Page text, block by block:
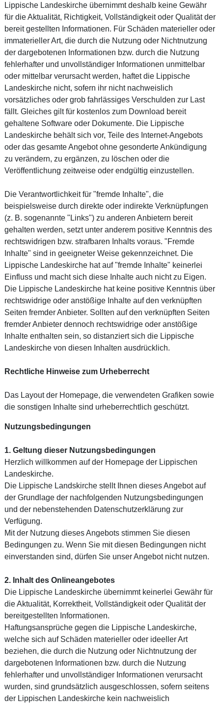
Lippische Landeskirche übernimmt deshalb keine Gewähr
für die Aktualität, Richtigkeit, Vollständigkeit oder Qualität der
bereit gestellten Informationen. Für Schäden materieller oder
immaterieller Art, die durch die Nutzung oder Nichtnutzung
der dargebotenen Informationen bzw. durch die Nutzung
fehlerhafter und unvollständiger Informationen unmittelbar
oder mittelbar verursacht werden, haftet die Lippische
Landeskirche nicht, sofern ihr nicht nachweislich
vorsätzliches oder grob fahrlässiges Verschulden zur Last
fällt. Gleiches gilt für kostenlos zum Download bereit
gehaltene Software oder Dokumente. Die Lippische
Landeskirche behält sich vor, Teile des Internet-Angebots
oder das gesamte Angebot ohne gesonderte Ankündigung
zu verändern, zu ergänzen, zu löschen oder die
Veröffentlichung zeitweise oder endgültig einzustellen.
Die Verantwortlichkeit für "fremde Inhalte", die
beispielsweise durch direkte oder indirekte Verknüpfungen
(z. B. sogenannte "Links") zu anderen Anbietern bereit
gehalten werden, setzt unter anderem positive Kenntnis des
rechtswidrigen bzw. strafbaren Inhalts voraus. "Fremde
Inhalte" sind in geeigneter Weise gekennzeichnet. Die
Lippische Landeskirche hat auf "fremde Inhalte" keinerlei
Einfluss und macht sich diese Inhalte auch nicht zu Eigen.
Die Lippische Landeskirche hat keine positive Kenntnis über
rechtswidrige oder anstößige Inhalte auf den verknüpften
Seiten fremder Anbieter. Sollten auf den verknüpften Seiten
fremder Anbieter dennoch rechtswidrige oder anstößige
Inhalte enthalten sein, so distanziert sich die Lippische
Landeskirche von diesen Inhalten ausdrücklich.
Rechtliche Hinweise zum Urheberrecht
Das Layout der Homepage, die verwendeten Grafiken sowie
die sonstigen Inhalte sind urheberrechtlich geschützt.
Nutzungsbedingungen
1. Geltung dieser Nutzungsbedingungen
Herzlich willkommen auf der Homepage der Lippischen
Landeskirche.
Die Lippische Landskirche stellt Ihnen dieses Angebot auf
der Grundlage der nachfolgenden Nutzungsbedingungen
und der nebenstehenden Datenschutzerklärung zur
Verfügung.
Mit der Nutzung dieses Angebots stimmen Sie diesen
Bedingungen zu. Wenn Sie mit diesen Bedingungen nicht
einverstanden sind, dürfen Sie unser Angebot nicht nutzen.
2. Inhalt des Onlineangebotes
Die Lippische Landeskirche übernimmt keinerlei Gewähr für
die Aktualität, Korrektheit, Vollständigkeit oder Qualität der
bereitgestellten Informationen.
Haftungsansprüche gegen die Lippische Landeskirche,
welche sich auf Schäden materieller oder ideeller Art
beziehen, die durch die Nutzung oder Nichtnutzung der
dargebotenen Informationen bzw. durch die Nutzung
fehlerhafter und unvollständiger Informationen verursacht
wurden, sind grundsätzlich ausgeschlossen, sofern seitens
der Lippischen Landeskirche kein nachweislich